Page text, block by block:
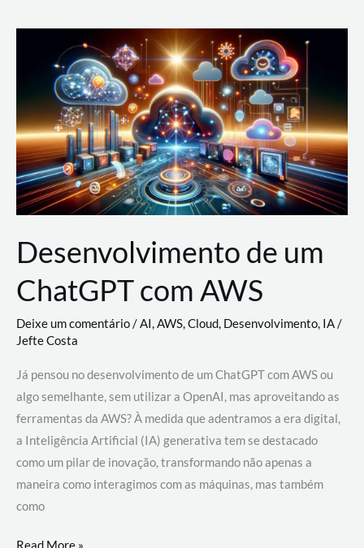
Nuvem:
Google
Cloud,
AWS
e
Azure
Desenvolvimento de um
ChatGPT com AWS
Deixe um comentário/AI,AWS,Cloud, Desenvolvimento, IA/
Jefte Costa
Já pensou no desenvolvimento de um ChatGPT com AWS ou
algo semelhante, sem utilizar a OpenAI, mas aproveitando as
ferramentas da AWS? À medida que adentramos a era digital,
a Inteligência Artificial (IA) generativa tem se destacado
como um pilar de inovação, transformando não apenas a
maneira como interagimos com as máquinas, mas também
como
Desenvolvimento